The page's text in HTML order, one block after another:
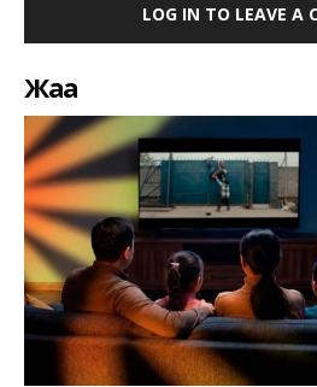
LOG IN TO LEAVE A
Жаңа